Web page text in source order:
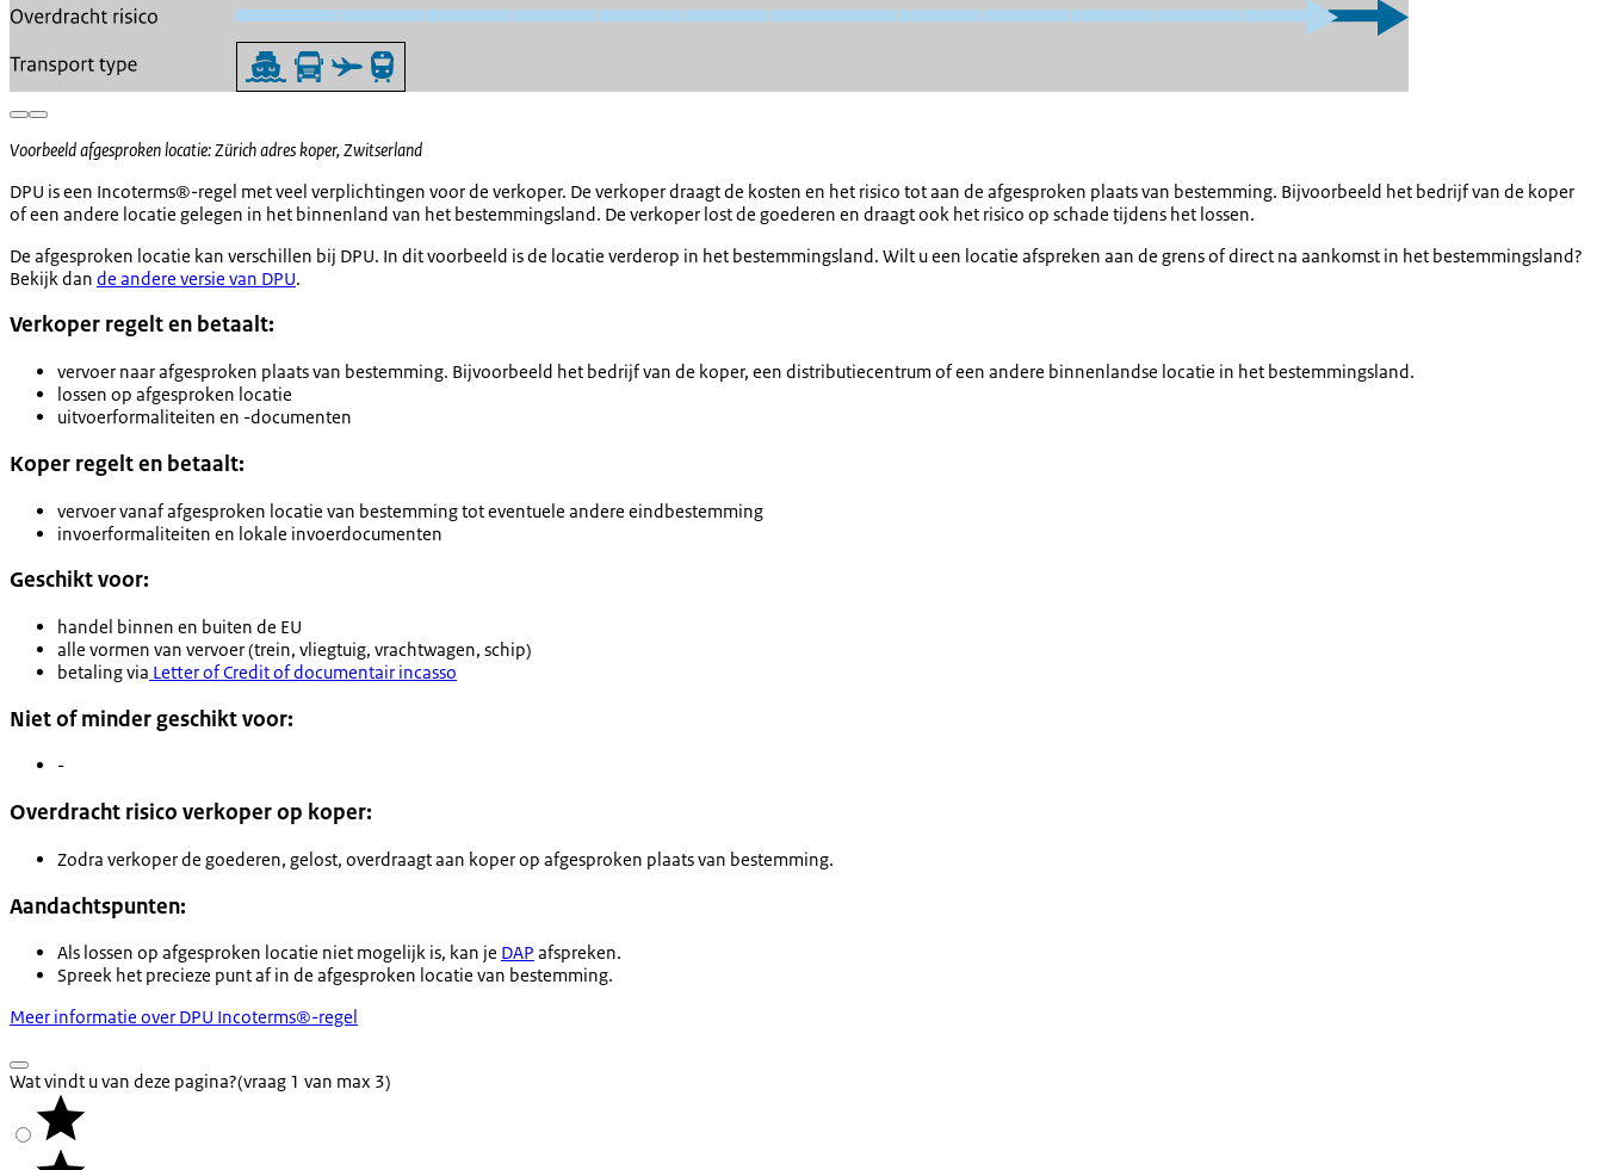
Voorbeeld afgesproken locatie: Zürich adres koper, Zwitserland
DPU is een Incoterms®-regel met veel verplichtingen voor de verkoper. De verkoper draagt de kosten en het risico tot aan de afgesproken plaats van bestemming. Bijvoorbeeld het bedrijf van de koper
of een andere locatie gelegen in het binnenland van het bestemmingsland. De verkoper lost de goederen en draagt ook het risico op schade tijdens het lossen.
De afgesproken locatie kan verschillen bij DPU. In dit voorbeeld is de locatie verderop in het bestemmingsland. Wilt u een locatie afspreken aan de grens of direct na aankomst in het bestemmingsland?
Bekijk dan de andere versie van DPU.
Verkoper regelt en betaalt:
vervoer naar afgesproken plaats van bestemming. Bijvoorbeeld het bedrijf van de koper, een distributiecentrum of een andere binnenlandse locatie in het bestemmingsland.
lossen op afgesproken locatie
uitvoerformaliteiten en -documenten
Koper regelt en betaalt:
vervoer vanaf afgesproken locatie van bestemming tot eventuele andere eindbestemming
invoerformaliteiten en lokale invoerdocumenten
Geschikt voor:
handel binnen en buiten de EU
alle vormen van vervoer (trein, vliegtuig, vrachtwagen, schip)
betaling via Letter of Credit of documentair incasso
Niet of minder geschikt voor:
-
Overdracht risico verkoper op koper:
Zodra verkoper de goederen, gelost, overdraagt aan koper op afgesproken plaats van bestemming.
Aandachtspunten:
Als lossen op afgesproken locatie niet mogelijk is, kan je DAP afspreken.
Spreek het precieze punt af in de afgesproken locatie van bestemming.
Meer informatie over DPU Incoterms®-regel
Wat vindt u van deze pagina?(vraag 1 van max 3)